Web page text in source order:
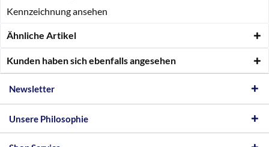
Kennzeichnung ansehen
Ähnliche Artikel
Kunden haben sich ebenfalls angesehen
Newsletter
Unsere Philosophie